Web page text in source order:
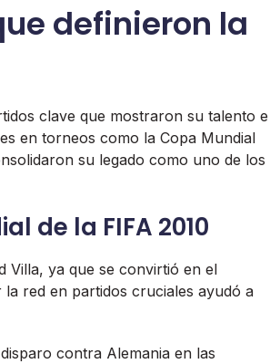
definieron la
clave que mostraron su talento e
en torneos como la Copa Mundial
su legado como uno de los
de la FIFA 2010
Villa, ya que se convirtió en el
red en partidos cruciales ayudó a
contra Alemania en las